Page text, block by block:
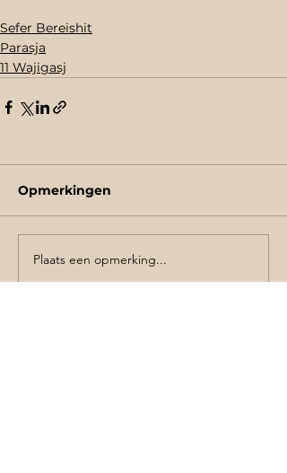
Sefer Bereishit
Parasja
11 Wajigasj
Opmerkingen
Plaats een opmerking...